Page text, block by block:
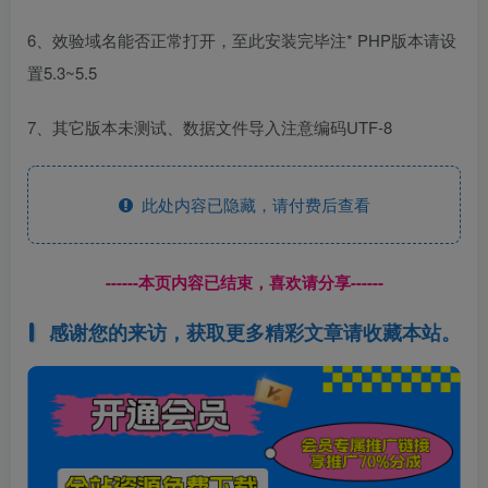
6、效验域名能否正常打开，至此安装完毕注* PHP版本请设
置5.3~5.5
7、其它版本未测试、数据文件导入注意编码UTF-8
此处内容已隐藏，请付费后查看
------本页内容已结束，喜欢请分享------
感谢您的来访，获取更多精彩文章请收藏本站。